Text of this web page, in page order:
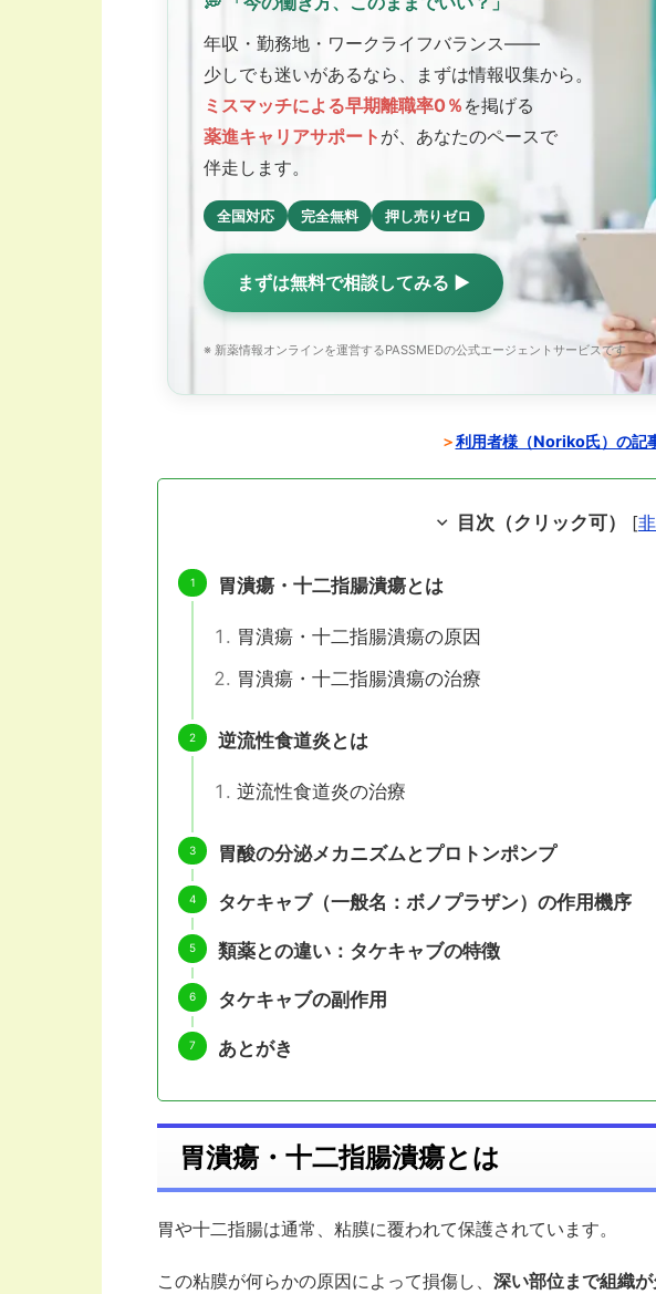
年収・勤務地・ワークライフバランス——
少しでも迷いがあるなら、まずは情報収集から。
ミスマッチによる早期離職率0％ を掲げる
薬進キャリアサポート が、あなたのペースで
伴走します。
全国対応 完全無料 押し売りゼロ
まずは無料で相談してみる ▶
※ 新薬情報オンラインを運営するPASSMEDの公式エージェントサービスです
＞利用者様（Noriko氏）の記
目次（クリック可） [
胃潰瘍・十二指腸潰瘍とは
胃潰瘍・十二指腸潰瘍の原因
胃潰瘍・十二指腸潰瘍の治療
逆流性食道炎とは
逆流性食道炎の治療
胃酸の分泌メカニズムとプロトンポンプ
タケキャブ（一般名：ボノプラザン）の作用機序
類薬との違い：タケキャブの特徴
タケキャブの副作用
あとがき
胃潰瘍・十二指腸潰瘍とは
胃や十二指腸は通常、粘膜に覆われて保護されています。
この粘膜が何らかの原因によって損傷し、 深い部位まで組織が